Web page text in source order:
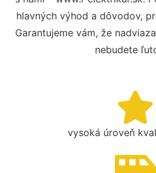
hlavných výhod a dôvodov,
Garantujeme vám, že
nebudete
vysoká úroveň